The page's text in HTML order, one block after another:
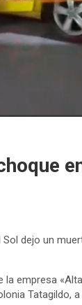
dejo un
empresa
Tatagildo,